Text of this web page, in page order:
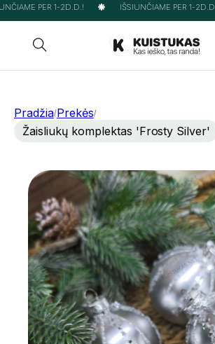
PER 1-2D.D.! IŠSIUNČIAME PER 1-2D.D.!
Pradžia/Prekės/
Žaisliukų komplektas 'Frosty Silver'